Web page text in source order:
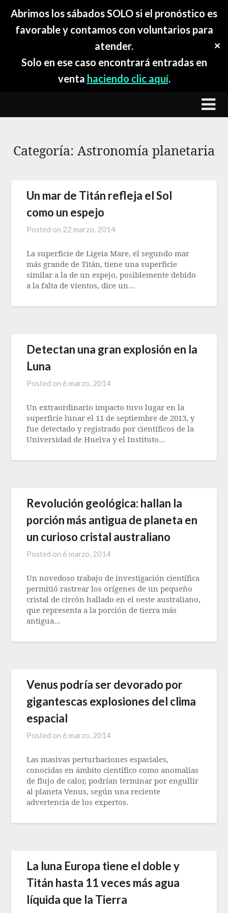
Abrimos los sábados SOLO si el pronóstico es
favorable y contamos con voluntarios para
atender.
Solo en ese caso encontrará entradas en
venta haciendo clic aquí.
✕
Categoría: Astronomía planetaria
Un mar de Titán refleja el Sol
como un espejo
Posted on 22 marzo, 2014
La superficie de Ligeia Mare, el segundo mar
más grande de Titán, tiene una superficie
similar a la de un espejo, posiblemente debido
a la falta de vientos, dice un…
Detectan una gran explosión en la
Luna
Posted on 6 marzo, 2014
Un extraordinario impacto tuvo lugar en la
superficie lunar el 11 de septiembre de 2013, y
fue detectado y registrado por científicos de la
Universidad de Huelva y el Instituto…
Revolución geológica: hallan la
porción más antigua de planeta en
un curioso cristal australiano
Posted on 6 marzo, 2014
Un novedoso trabajo de investigación científica
permitió rastrear los orígenes de un pequeño
cristal de circón hallado en el oeste australiano,
que representa a la porción de tierra más
antigua…
Venus podría ser devorado por
gigantescas explosiones del clima
espacial
Posted on 6 marzo, 2014
Las masivas perturbaciones espaciales,
conocidas en ámbito científico como anomalías
de flujo de calor, podrían terminar por engullir
al planeta Venus, según una reciente
advertencia de los expertos.
La luna Europa tiene el doble y
Titán hasta 11 veces más agua
líquida que la Tierra